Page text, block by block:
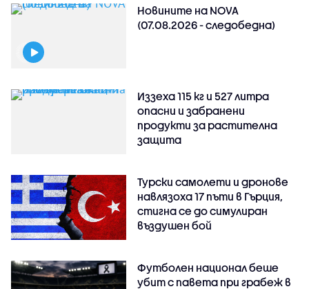
Новините на NOVA
(07.08.2026 - следобедна)
Иззеха 115 кг и 527 литра
опасни и забранени
продукти за растителна
защита
Турски самолети и дронове
навлязоха 17 пъти в Гърция,
стигна се до симулиран
въздушен бой
Футболен национал беше
убит с павета при грабеж в